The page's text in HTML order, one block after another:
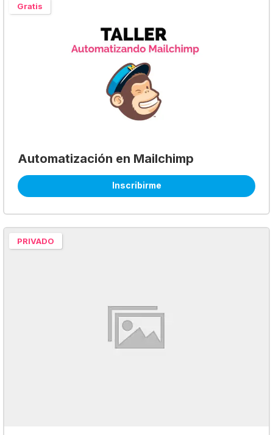
Gratis
Automatización en Mailchimp
Inscribirme
PRIVADO